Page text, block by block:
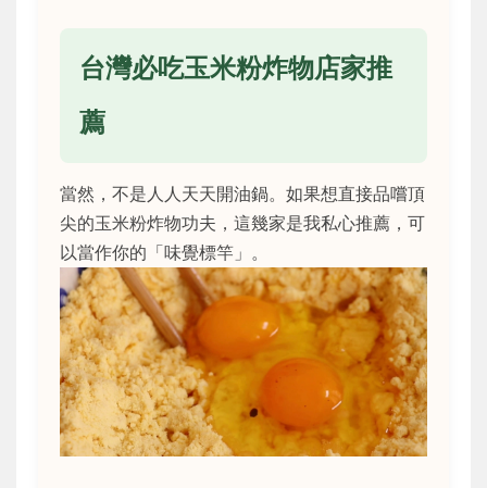
台灣必吃玉米粉炸物店家推
薦
當然，不是人人天天開油鍋。如果想直接品嚐頂
尖的玉米粉炸物功夫，這幾家是我私心推薦，可
以當作你的「味覺標竿」。